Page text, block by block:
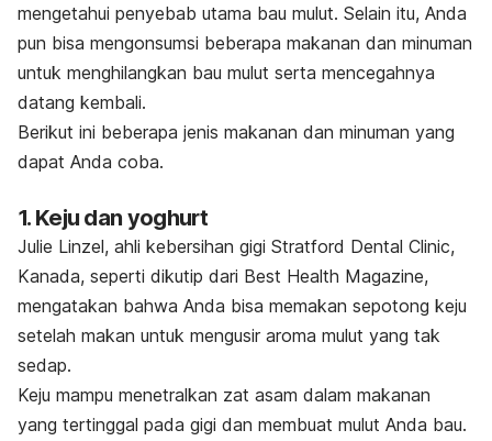
mengetahui penyebab utama bau mulut. Selain itu, Anda
pun bisa mengonsumsi beberapa makanan dan minuman
untuk menghilangkan bau mulut serta mencegahnya
datang kembali.
Berikut ini beberapa jenis makanan dan minuman yang
dapat Anda coba.
1. Keju dan yoghurt
Julie Linzel, ahli kebersihan gigi Stratford Dental Clinic,
Kanada, seperti dikutip dari Best Health Magazine,
mengatakan bahwa Anda bisa memakan sepotong keju
setelah makan untuk mengusir aroma mulut yang tak
sedap.
Keju mampu menetralkan zat asam dalam makanan
yang tertinggal pada gigi dan membuat mulut Anda bau.